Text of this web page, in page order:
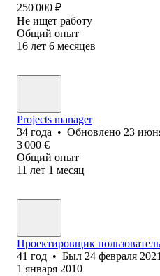
250 000 ₽
Не ищет работу
Общий опыт
16 лет 6 месяцев
Projects manager
34 года • Обновлено 23
3 000 €
Общий опыт
11 лет 1 месяц
Проектировщик
41 год • Был 24 февраля 2021
1 января 2010